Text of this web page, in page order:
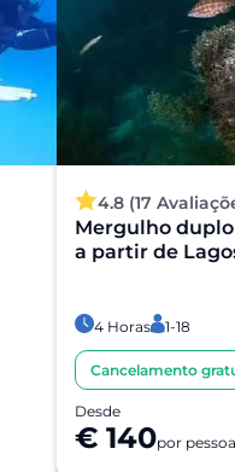
4.8 (17
Mergulho
a partir de
4 Horas 1-18
Cancelamento
Desde
€ 140por pessoa